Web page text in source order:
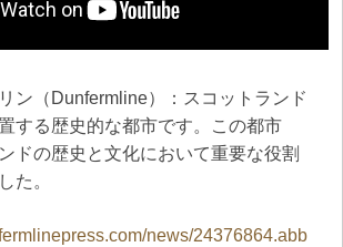
ン（Dunfermline）：スコットランド
する歴史的な都市です。この都市
ドの歴史と文化において重要な役割
た。
news/24376864.abb